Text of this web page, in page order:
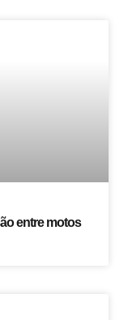
entre motos